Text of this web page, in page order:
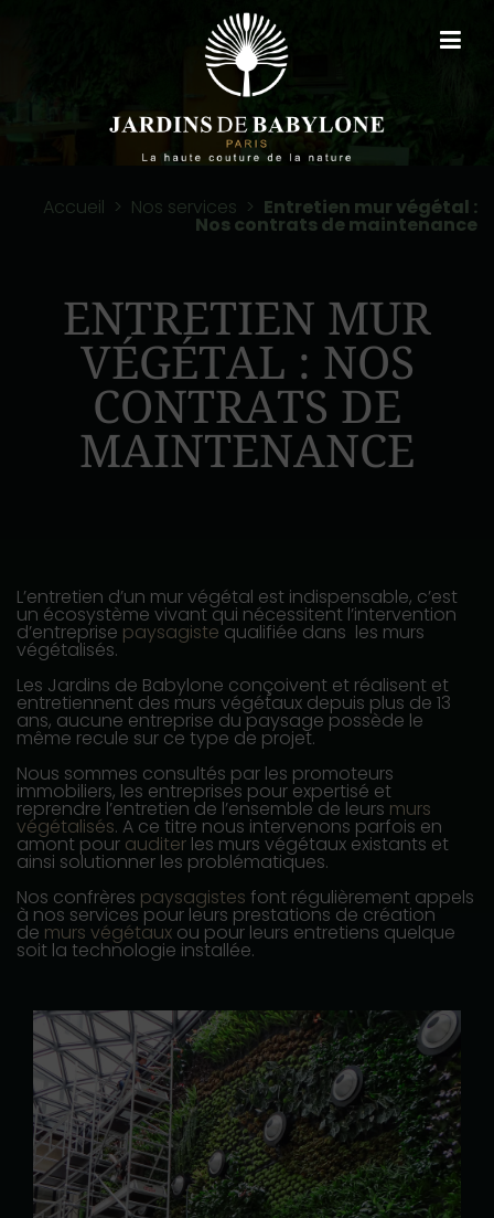
Accueil > Nos services > Entretien mur végétal :
Nos contrats de maintenance
ENTRETIEN MUR
VÉGÉTAL : NOS
CONTRATS DE
MAINTENANCE
L’entretien d’un mur végétal est indispensable, c’est
un écosystème vivant qui nécessitent l’intervention
d’entreprise paysagistequalifiée dans les murs
végétalisés.
Les Jardins de Babylone conçoivent et réalisent et
entretiennent des murs végétaux depuis plus de 13
ans, aucune entreprise du paysage possède le
même recule sur ce type de projet.
Nous sommes consultés par les promoteurs
immobiliers, les entreprises pour expertisé et
reprendre l’entretien de l’ensemble de leurs murs
végétalisés. A ce titre nous intervenons parfois en
amont pour auditer les murs végétaux existants et
ainsi solutionner les problématiques.
Nos confrères paysagistes font régulièrement appels
à nos services pour leurs prestations de création
de murs végétaux ou pour leurs entretiens quelque
soit la technologie installée.